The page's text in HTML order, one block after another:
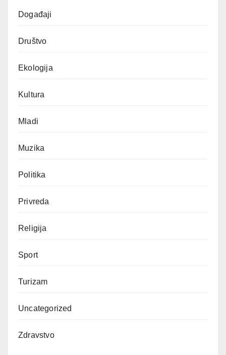
Događaji
Društvo
Ekologija
Kultura
Mladi
Muzika
Politika
Privreda
Religija
Sport
Turizam
Uncategorized
Zdravstvo